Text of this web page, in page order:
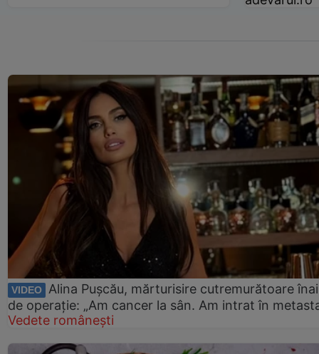
VIDEO Alina Pușcău, mărturisire cutremurătoare
de operație: „Am cancer la sân. Am intrat în
Vedete românești